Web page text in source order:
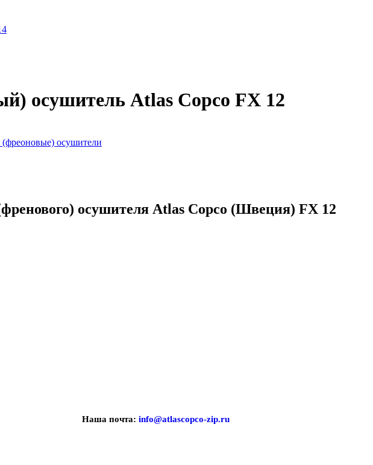
осушитель Atlas Copco FX 12
осушители
осушителя Atlas Copco (Швеция) FX 12
Наша почта: info@atlascopco-zip.ru